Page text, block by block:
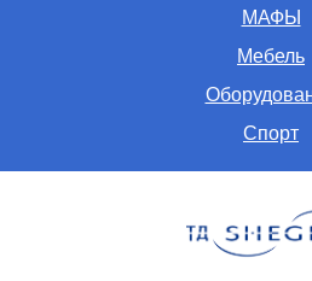
МАФЫ
Мебель
Спорт